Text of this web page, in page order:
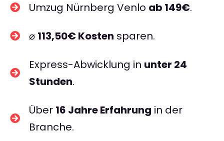
Umzug Nürnberg Venlo ab 149€.
⌀ 113,50€ Kosten sparen.
Express-Abwicklung in unter 24
Stunden.
Über 16 Jahre Erfahrung in der
Branche.